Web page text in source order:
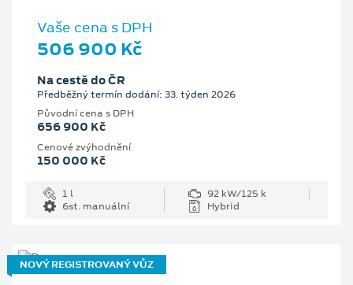
Vaše cena s DPH
506 900 Kč
Na cestě do ČR
Předběžný termín dodání: 33. týden 2026
Původní cena s DPH
656 900 Kč
Cenové zvýhodnění
150 000 Kč
1 l
92 kW/125 k
6st. manuální
Hybrid
NOVÝ REGISTROVANÝ VŮZ